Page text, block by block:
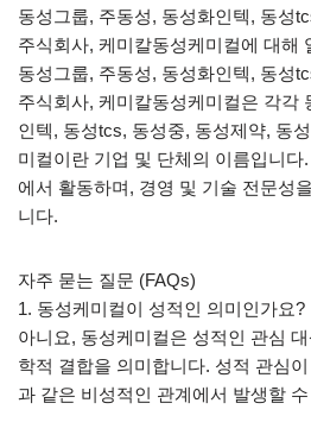
동성그룹, 주동성, 동성화인텍, 동성
주식회사, 케미칼동성케미컬에 대해
동성그룹, 주동성, 동성화인텍, 동성
주식회사, 케미칼동성케미컬은 각각
인텍, 동성tcs, 동성중, 동성제약, 동
미컬이란 기업 및 단체의 이름입니
에서 활동하며, 경영 및 기술 전문성
니다.
자주 묻는 질문 (FAQs)
1. 동성케미컬이 성적인 의미인가요?
아니요, 동성케미컬은 성적인 관심
학적 결합을 의미합니다. 성적 관심
과 같은 비성적인 관계에서 발생할